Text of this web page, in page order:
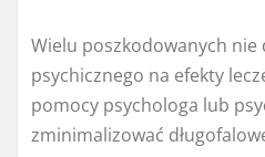
Wielu poszkodowanych nie
psychicznego na efekty
pomocy psychologa lub
zminimalizować